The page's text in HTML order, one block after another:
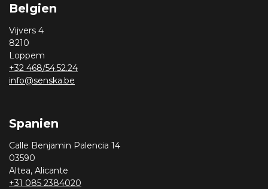
Belgien
Vijvers 4
8210
Loppem
+32 468/54.52.24
info@senska.be
Spanien
Calle Benjamin Palencia 14
03590
Altea, Alicante
+31 085 2384020